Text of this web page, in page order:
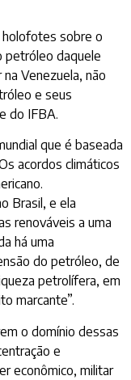
holofotes sobre o
petróleo daquele
Venezuela, não
e seus
do IFBA.
que é baseada
acordos climáticos
Brasil, e ela
renováveis a uma
há uma
do petróleo, de
petrolífera, em
marcante”.
o domínio dessas
e
econômico, militar